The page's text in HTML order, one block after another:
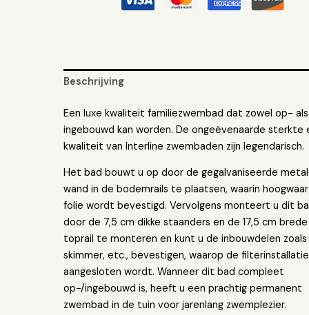
Beschrijving
Een luxe kwaliteit familiezwembad dat zowel op- als
ingebouwd kan worden. De ongeëvenaarde sterkte
kwaliteit van Interline zwembaden zijn legendarisch.
Het bad bouwt u op door de gegalvaniseerde
wand in de bodemrails te plaatsen, waarin
folie wordt bevestigd. Vervolgens monteert u dit
door de 7,5 cm dikke staanders en de 17,5 cm
toprail te monteren en kunt u de inbouwdelen
skimmer, etc., bevestigen, waarop de filterinstallatie
aangesloten wordt. Wanneer dit bad compleet
op-/ingebouwd is, heeft u een prachtig permanent
zwembad in de tuin voor jarenlang zwemplezier.